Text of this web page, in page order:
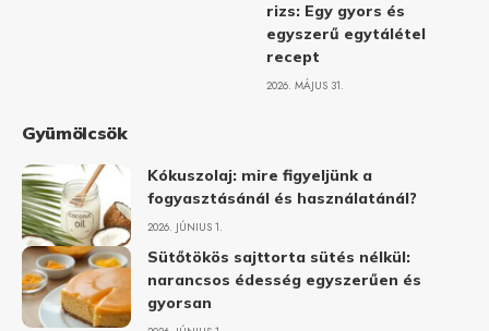
rizs: Egy gyors és
egyszerű egytálétel
recept
2026. MÁJUS 31.
Gyümölcsök
Kókuszolaj: mire figyeljünk a
fogyasztásánál és használatánál?
2026. JÚNIUS 1.
Sütőtökös sajttorta sütés nélkül:
narancsos édesség egyszerűen és
gyorsan